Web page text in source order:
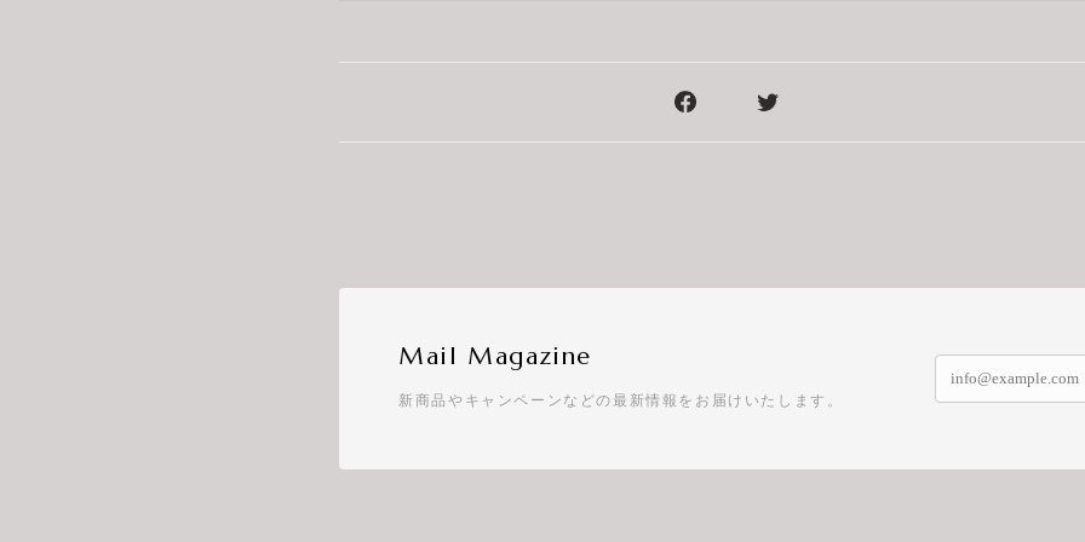
Mail Magazine
新商品やキャンペーンなどの最新情報をお届けいたします。